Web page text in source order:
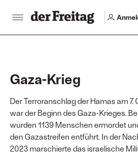
Gaza-Krieg
Der Terroranschlag der Hamas am 7.
war der Beginn des Gaza-Krieges.
wurden 1139 Menschen ermordet
den Gazastreifen entführt. In der
2023 marschierte das israelische